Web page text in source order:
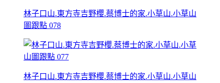
林子口山.東方寺吉野櫻.蔡博士的家.小草山.小草山
圖跟點 078
林子口山.東方寺吉野櫻.蔡博士的家.小草山.小草山